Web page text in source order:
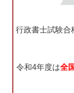
行政書士試験合
令和4年度は全